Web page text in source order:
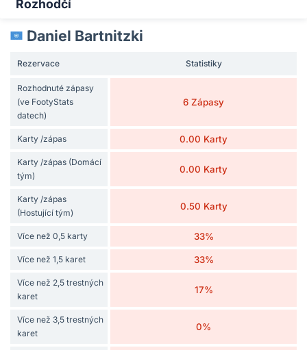
Rozhodčí
Daniel Bartnitzki
Rezervace Statistiky
Rozhodnuté zápasy
(ve FootyStats
datech)
6 Zápasy
Karty /zápas 0.00 Karty
Karty /zápas (Domácí
tým)
0.00 Karty
Karty /zápas
(Hostující tým)
0.50 Karty
Více než 0,5 karty 33%
Více než 1,5 karet 33%
Více než 2,5 trestných
karet
17%
Více než 3,5 trestných
karet
0%